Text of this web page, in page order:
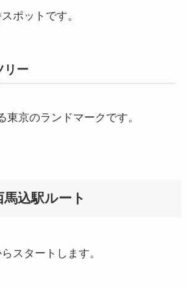
ポットです。
リー
東京のランドマークです。
込駅ルート
スタートします。